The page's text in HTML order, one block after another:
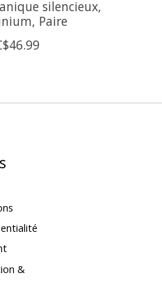
silencieux,
Paire
&